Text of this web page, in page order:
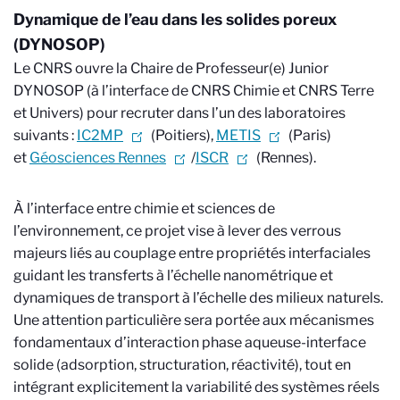
Dynamique de l’eau dans les solides poreux
(DYNOSOP)
Le CNRS ouvre la Chaire de Professeur(e) Junior
DYNOSOP (à l’interface de CNRS Chimie et CNRS Terre
et Univers) pour recruter dans l’un des laboratoires
suivants : IC2MP (Poitiers), METIS
(Paris)
et Géosciences Rennes /ISCR (Rennes).
À l’interface entre chimie et sciences de
l’environnement, ce projet vise à lever des verrous
majeurs liés au couplage entre propriétés interfaciales
guidant les transferts à l’échelle nanométrique et
dynamiques de transport à l’échelle des milieux naturels.
Une attention particulière sera portée aux mécanismes
fondamentaux d’interaction phase aqueuse-interface
solide (adsorption, structuration, réactivité), tout en
intégrant explicitement la variabilité des systèmes réels